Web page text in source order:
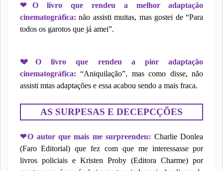
❤O livro que rendeu a melhor adaptação
cinematográfica: não assisti muitas, mas gostei de “Para
todos os garotos que já amei”.
💔 O livro que rendeu a pior adaptação
cinematográfica: “Aniquilação”, mas como disse, não
assisti mtas adaptações e essa acabou sendo a mais fraca.
AS SURPESAS E DECEPCÇÕES
❤O autor que mais me surpreendeu: Charlie Donlea
(Faro Editorial) que fez com que me interessasse por
livros policiais e Kristen Proby (Editora Charme) por